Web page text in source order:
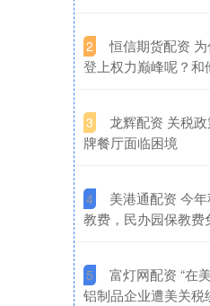
2
恒信期货配资
登上权力巅峰呢？和
3
龙辉配资 关税
牌餐厅面临困境
4
美港通配资 今
教费，民办园保教
5
富灯网配资 “在
铝制品企业遭美关税